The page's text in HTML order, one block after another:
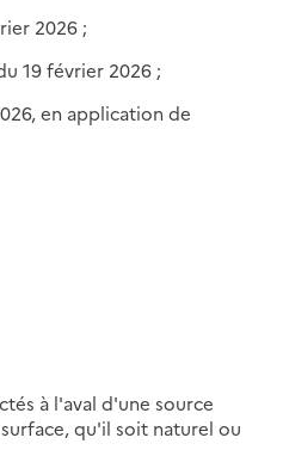
2026 ;
19 février 2026 ;
en application de
à l'aval d'une source
qu'il soit naturel ou